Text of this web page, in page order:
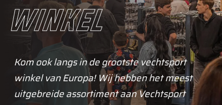
winkel
Kom ook langs in de grootste vechtsport
winkel van Europa! Wij hebben het meest
uitgebreide assortiment aan Vechtsport